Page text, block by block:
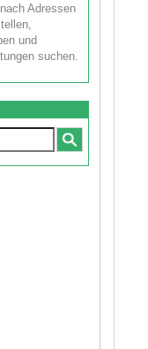
Adressen
und
suchen.